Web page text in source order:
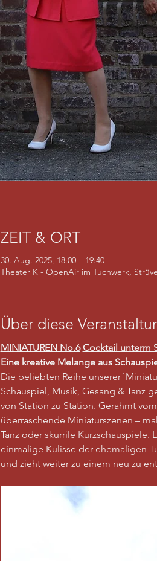
ZEIT & ORT
30. Aug. 2025, 18:00 – 19:40
Theater K - OpenAir im Tuchwerk,
Über diese
MINIATUREN No.6 Cocktail unterm
Eine kreative Melange aus
Die beliebten Reihe unserer
Schauspiel, Musik, Gesang & Tanz
von Station zu Station. Gerahmt
überraschende Miniaturszenen –
Tanz oder skurrile Kurzschauspiele.
einmalige Kulisse der ehemaligen
und zieht weiter zu einem neu zu